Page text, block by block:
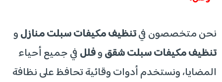
​نحن متخصصون فيتنظيف مكيفات سبلت منازلو
تنظيف مكيفات سبلت شققوفللفي جميع أحياء
المضايا، ونستخدم أدوات وقائية تحافظ على نظافة